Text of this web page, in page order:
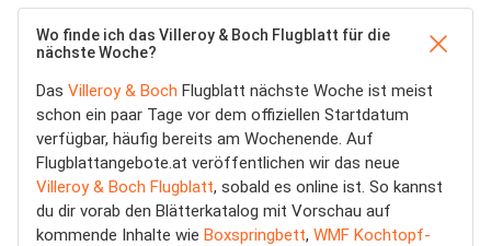
Wo finde ich das Villeroy & Boch Flugblatt für die
nächste Woche?
Das Villeroy & Boch Flugblatt nächste Woche ist meist
schon ein paar Tage vor dem offiziellen Startdatum
verfügbar, häufig bereits am Wochenende. Auf
Flugblattangebote.at veröffentlichen wir das neue
Villeroy & Boch Flugblatt, sobald es online ist. So kannst
du dir vorab den Blätterkatalog mit Vorschau auf
kommende Inhalte wie Boxspringbett, WMF Kochtopf-